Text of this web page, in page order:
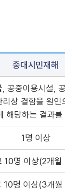
중대시민재해
공중이용시설,
상 결함을 원인
해당하는 결과를
1명 이상
10명 이상(2개월
10명 이상(3개월